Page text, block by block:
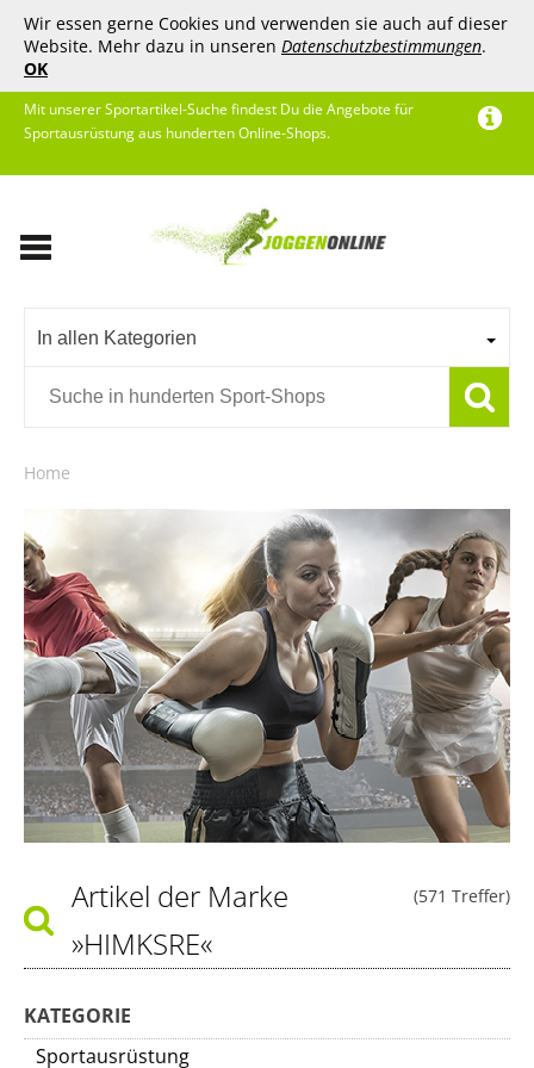
Wir essen gerne Cookies und verwenden sie auch auf dieser
Website. Mehr dazu in unseren Datenschutzbestimmungen.
OK
Mit unserer Sportartikel-Suche findest Du die Angebote für
Sportausrüstung aus hunderten Online-Shops.
In allen Kategorien
Home
(571 Treffer)
Artikel der Marke
»HIMKSRE«
KATEGORIE
Sportausrüstung